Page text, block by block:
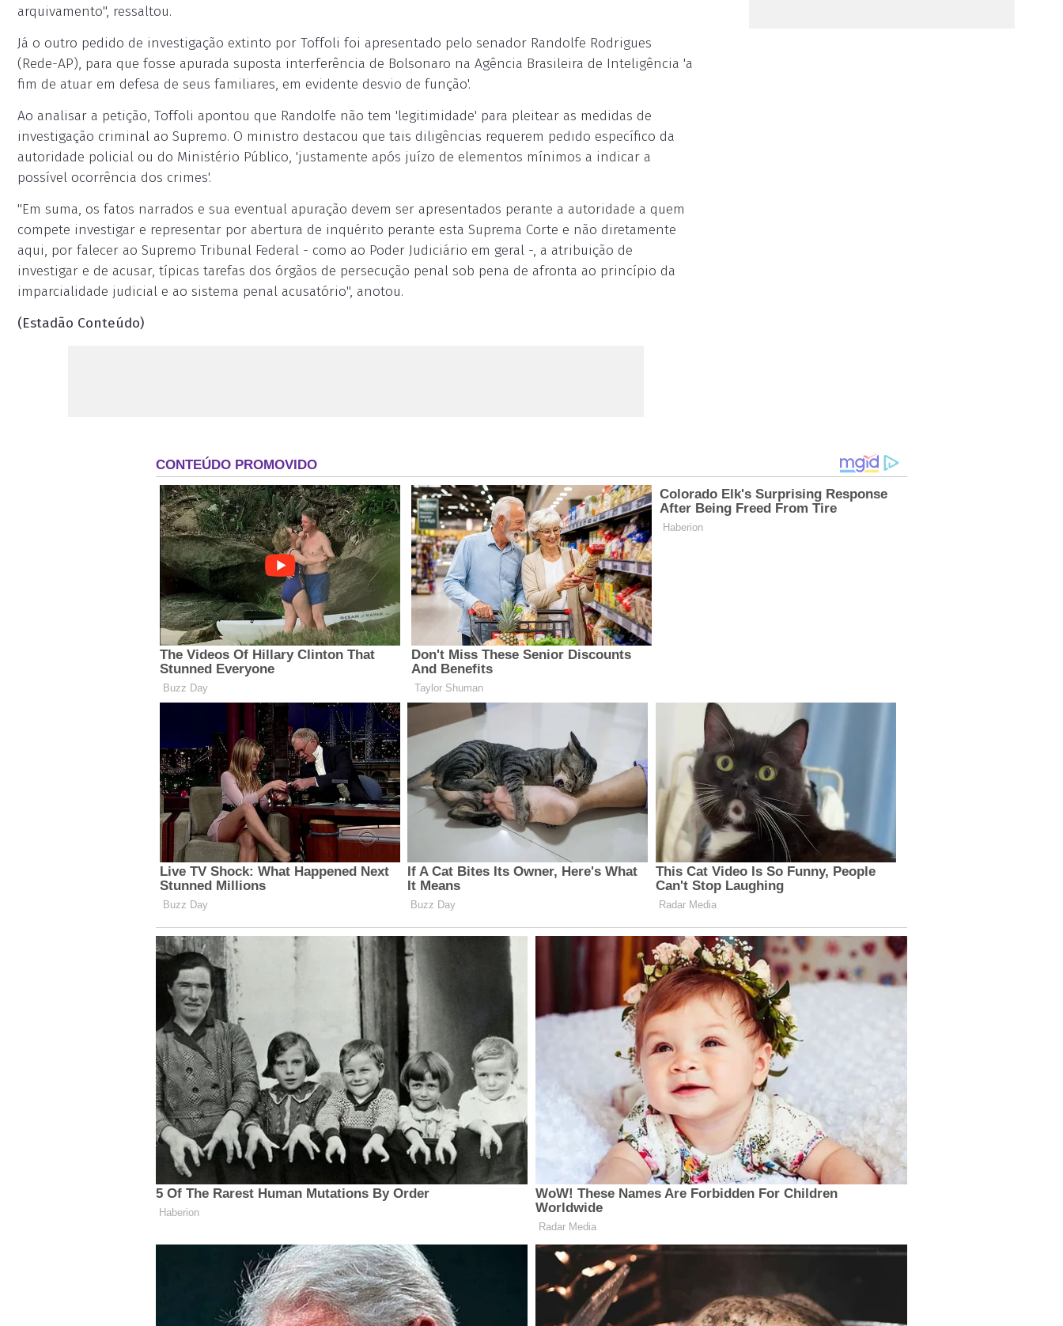
arquivamento", ressaltou.
Já o outro pedido de investigação extinto por Toffoli foi apresentado pelo senador Randolfe Rodrigues
(Rede-AP), para que fosse apurada suposta interferência de Bolsonaro na Agência Brasileira de Inteligência 'a
fim de atuar em defesa de seus familiares, em evidente desvio de função'.
Ao analisar a petição, Toffoli apontou que Randolfe não tem 'legitimidade' para pleitear as medidas de
investigação criminal ao Supremo. O ministro destacou que tais diligências requerem pedido específico da
autoridade policial ou do Ministério Público, 'justamente após juízo de elementos mínimos a indicar a
possível ocorrência dos crimes'.
"Em suma, os fatos narrados e sua eventual apuração devem ser apresentados perante a autoridade a quem
compete investigar e representar por abertura de inquérito perante esta Suprema Corte e não diretamente
aqui, por falecer ao Supremo Tribunal Federal - como ao Poder Judiciário em geral -, a atribuição de
investigar e de acusar, típicas tarefas dos órgãos de persecução penal sob pena de afronta ao princípio da
imparcialidade judicial e ao sistema penal acusatório", anotou.
(Estadão Conteúdo)